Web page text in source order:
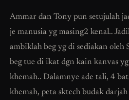
Ammar dan Tony pun setujulah
je manusia yg masing2 kenal..
ambiklah beg yg di sediakan oleh
beg tue di ikat dgn kain kanvas
khemah.. Dalamnye ade tali, 4
khemah, peta sktech budak